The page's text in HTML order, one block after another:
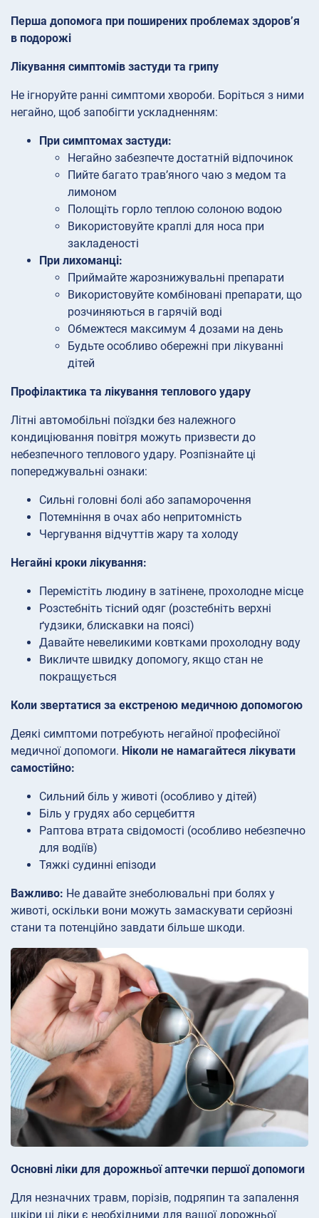
Перша допомога при поширених проблемах здоров’я
в подорожі
Лікування симптомів застуди та грипу
Не ігноруйте ранні симптоми хвороби. Боріться з ними
негайно, щоб запобігти ускладненням:
При симптомах застуди:
Негайно забезпечте достатній відпочинок
Пийте багато трав’яного чаю з медом та
лимоном
Полощіть горло теплою солоною водою
Використовуйте краплі для носа при
закладеності
При лихоманці:
Приймайте жарознижувальні препарати
Використовуйте комбіновані препарати, що
розчиняються в гарячій воді
Обмежтеся максимум 4 дозами на день
Будьте особливо обережні при лікуванні
дітей
Профілактика та лікування теплового удару
Літні автомобільні поїздки без належного
кондиціювання повітря можуть призвести до
небезпечного теплового удару. Розпізнайте ці
попереджувальні ознаки:
Сильні головні болі або запаморочення
Потемніння в очах або непритомність
Чергування відчуттів жару та холоду
Негайні кроки лікування:
Перемістіть людину в затінене, прохолодне місце
Розстебніть тісний одяг (розстебніть верхні
ґудзики, блискавки на поясі)
Давайте невеликими ковтками прохолодну воду
Викличте швидку допомогу, якщо стан не
покращується
Коли звертатися за екстреною медичною допомогою
Деякі симптоми потребують негайної професійної
медичної допомоги. Ніколи не намагайтеся лікувати
самостійно:
Сильний біль у животі (особливо у дітей)
Біль у грудях або серцебиття
Раптова втрата свідомості (особливо небезпечно
для водіїв)
Тяжкі судинні епізоди
Важливо: Не давайте знеболювальні при болях у
животі, оскільки вони можуть замаскувати серйозні
стани та потенційно завдати більше шкоди.
Основні ліки для дорожньої аптечки першої допомоги
Для незначних травм, порізів, подряпин та запалення
шкіри ці ліки є необхідними для вашої дорожньої